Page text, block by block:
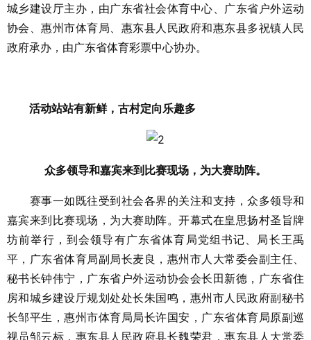
城乡建设厅主办，由广东省社会体育中心、广东省户外运动
协会、惠州市体育局、惠东县人民政府和惠东县多祝镇人民
政府承办，由广东省体育彩票中心协办。
活动站站有新鲜，古村定向乐趣多
众多领导和嘉宾来到比赛现场，为大赛助阵。
赛事一如既往受到社会各界的关注和支持，众多领导和
嘉宾来到比赛现场，为大赛助阵。开幕式在皇思扬村圣旨牌
坊前举行，到会领导有广东省体育局党组书记、局长王禹
平，广东省体育局副局长麦良，惠州市人大常委会副主任、
秘书长钟伟宁，广东省户外运动协会会长田新德，广东省住
房和城乡建设厅规划处处长朱国鸣，惠州市人民政府副秘书
长邹平生，惠州市体育局局长许国安，广东省体育局原副巡
视员邹云标，惠东县人民政府县长魏荣君，惠东县人大常委